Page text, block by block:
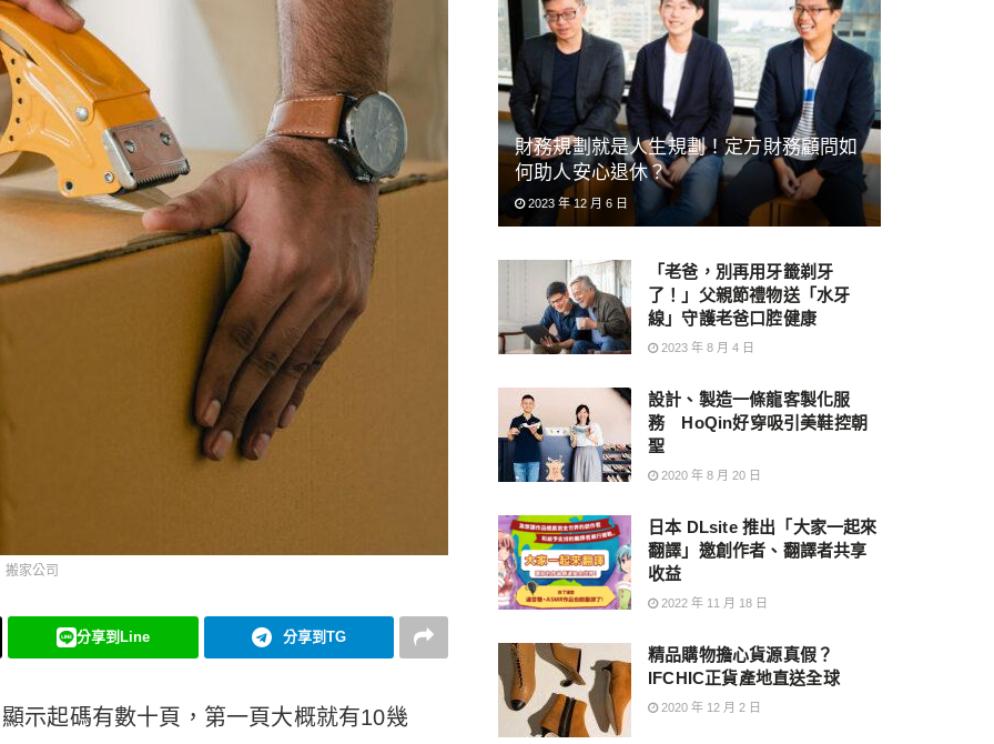
搬家公司
分享到Line 分享到TG
示起碼有數十頁，第一頁大概就有10幾
財務規劃就是人生規劃！定方財務顧問如
何助人安心退休？
2023 年 12 月 6 日
「老爸，別再用牙籤剃牙
了！」父親節禮物送「水牙
線」守護老爸口腔健康
2023 年 8 月 4 日
設計、製造一條龍客製化服
務 HoQin好穿吸引美鞋控朝
聖
2020 年 8 月 20 日
日本 DLsite 推出「大家一起來
翻譯」邀創作者、翻譯者共享
收益
2022 年 11 月 18 日
精品購物擔心貨源真假？
IFCHIC正貨產地直送全球
2020 年 12 月 2 日